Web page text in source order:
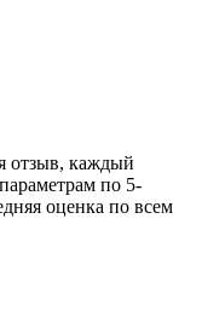
отзыв, каждый
по 5-
оценка по всем